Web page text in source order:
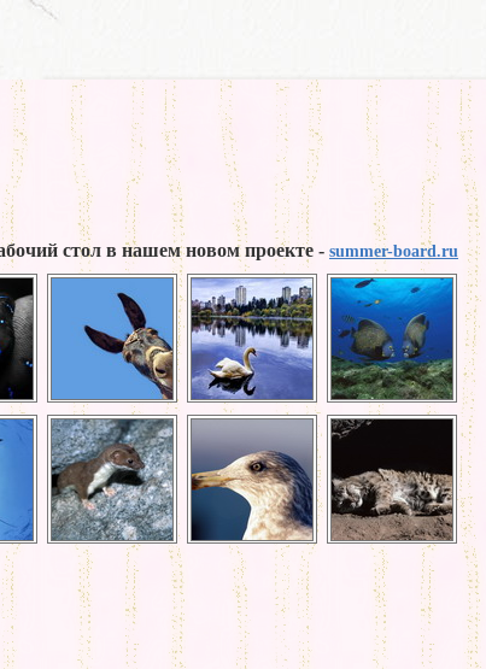
стол в нашем новом проекте - summer-board.ru